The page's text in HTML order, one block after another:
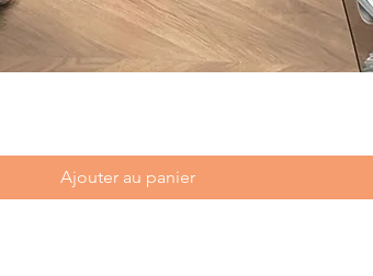
Ajouter au panier